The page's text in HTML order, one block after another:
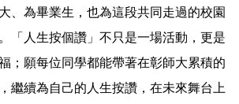
、為畢業生，也為這段共同走過的校園
「人生按個讚」不只是一場活動，更是
；願每位同學都能帶著在彰師大累積的
繼續為自己的人生按讚，在未來舞台上